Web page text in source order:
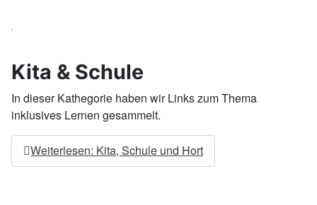
Kita & Schule
In dieser Kathegorie haben wir Links zum Thema
inklusives Lernen gesammelt.
Weiterlesen: Kita, Schule und Hort